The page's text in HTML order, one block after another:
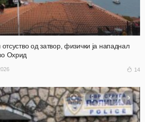
отсуство од затвор, физички ја нападнал
Охрид
14